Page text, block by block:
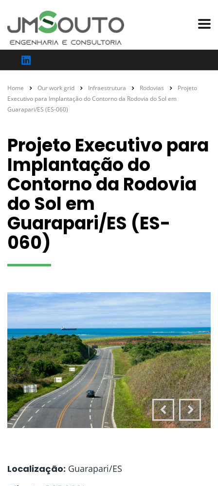
Home Our work grid Infraestrutura Rodovias
Projeto
Executivo para Implantação do Contorno da Rodovia do Sol em
Guarapari/ES (ES-060)
Projeto Executivo para
Implantação do
Contorno da Rodovia
do Sol em
Guarapari/ES (ES-
060)
Localização: Guarapari/ES